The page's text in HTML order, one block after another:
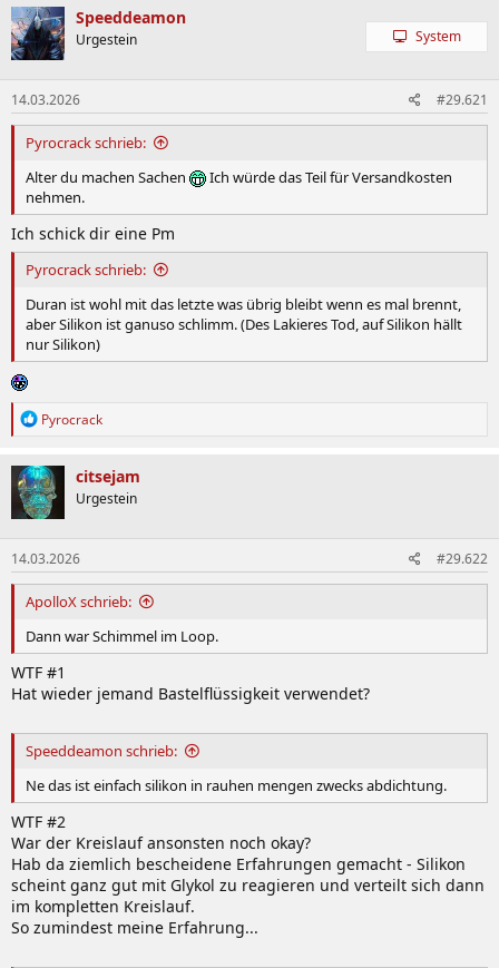
k
t
i
o
n
e
n
:
Speeddeamon
Urgestein System
14.03.2026 #29.621
Pyrocrack schrieb:
Alter du machen Sachen
Ich würde das Teil für Versandkosten
nehmen.
Ich schick dir eine Pm
Pyrocrack schrieb:
Duran ist wohl mit das letzte was übrig bleibt wenn es mal brennt,
aber Silikon ist ganuso schlimm. (Des Lakieres Tod, auf Silikon hällt
nur Silikon)
R
k
t
i
o
n
e
n
:
Pyrocrack
citsejam
Urgestein
14.03.2026 #29.622
ApolloX schrieb:
Dann war Schimmel im Loop.
WTF #1
Hat wieder jemand Bastelflüssigkeit verwendet?
Speeddeamon schrieb:
Ne das ist einfach silikon in rauhen mengen zwecks abdichtung.
WTF #2
War der Kreislauf ansonsten noch okay?
Hab da ziemlich bescheidene Erfahrungen gemacht - Silikon
scheint ganz gut mit Glykol zu reagieren und verteilt sich dann
im kompletten Kreislauf.
So zumindest meine Erfahrung...